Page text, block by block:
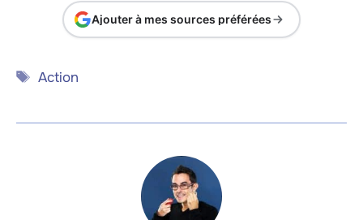
Ajouter à mes sources préférées
Étiquettes
Action